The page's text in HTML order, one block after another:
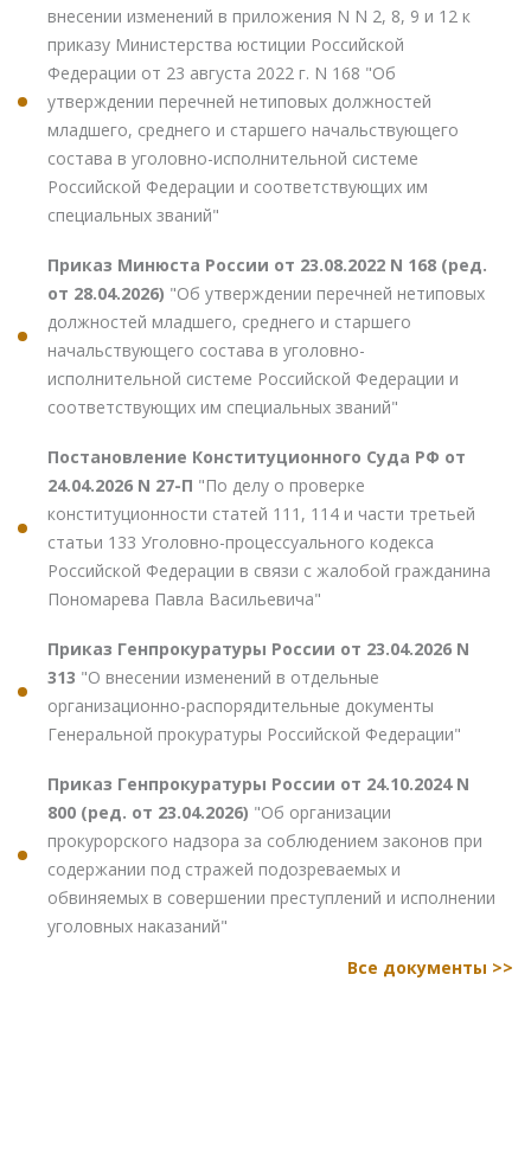
внесении изменений в приложения N N 2, 8, 9 и 12 к
приказу Министерства юстиции Российской
Федерации от 23 августа 2022 г. N 168 "Об
утверждении перечней нетиповых должностей
младшего, среднего и старшего начальствующего
состава в уголовно-исполнительной системе
Российской Федерации и соответствующих им
специальных званий"
Приказ Минюста России от 23.08.2022 N 168 (ред.
от 28.04.2026) "Об утверждении перечней нетиповых
должностей младшего, среднего и старшего
начальствующего состава в уголовно-
исполнительной системе Российской Федерации и
соответствующих им специальных званий"
Постановление Конституционного Суда РФ от
24.04.2026 N 27-П "По делу о проверке
конституционности статей 111, 114 и части третьей
статьи 133 Уголовно-процессуального кодекса
Российской Федерации в связи с жалобой гражданина
Пономарева Павла Васильевича"
Приказ Генпрокуратуры России от 23.04.2026 N
313 "О внесении изменений в отдельные
организационно-распорядительные документы
Генеральной прокуратуры Российской Федерации"
Приказ Генпрокуратуры России от 24.10.2024 N
800 (ред. от 23.04.2026) "Об организации
прокурорского надзора за соблюдением законов при
содержании под стражей подозреваемых и
обвиняемых в совершении преступлений и исполнении
уголовных наказаний"
Все документы >>